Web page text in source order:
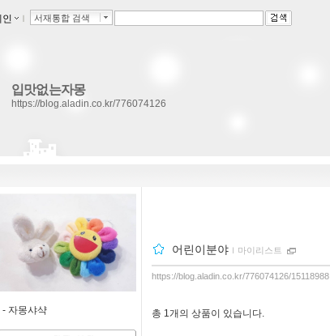
인 ｌ 서재통합 검색
입맛없는자몽
https://blog.aladin.co.kr/776074126
- 자몽샤샥
어린이분야 ｌ 마이리스트
https://blog.aladin.co.kr/776074126/15118988
총 1개 의 상품이 있습니다.